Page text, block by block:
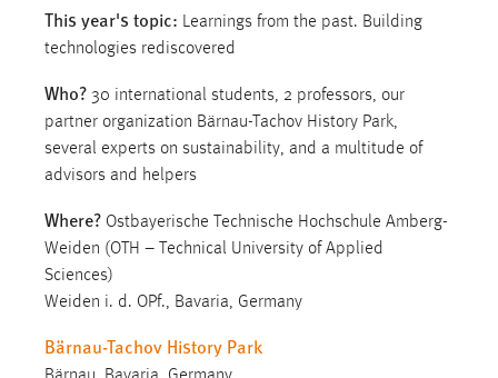
This year's topic: Learnings from the past. Building
technologies rediscovered
Who? 30 international students, 2 professors, our
partner organization Bärnau-Tachov History Park,
several experts on sustainability, and a multitude of
advisors and helpers
Where? Ostbayerische Technische Hochschule Amberg-
Weiden (OTH – Technical University of Applied
Sciences)
Weiden i. d. OPf., Bavaria, Germany
Bärnau-Tachov History Park
Zweck:
Optionen des Benutzers
Cookie Laufzeit:
1 Jahr
Performance
Name:
staticfilecache
Für performante Seitenauslieferung wird in diesem Cookie
gespeichert, ob man eingeloggt ist.